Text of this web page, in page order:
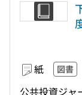
紙 図書
公共投資ジャ